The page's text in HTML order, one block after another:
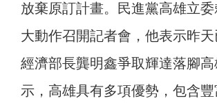
放棄原訂計畫。民進黨高雄立
大動作召開記者會，他表示昨天
經濟部長龔明鑫爭取輝達落腳
示，高雄具有多項優勢，包含